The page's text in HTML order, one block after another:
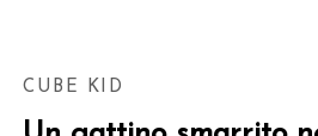
CUBE KID